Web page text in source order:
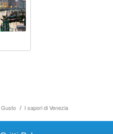
Gusto I sapori di Venezia